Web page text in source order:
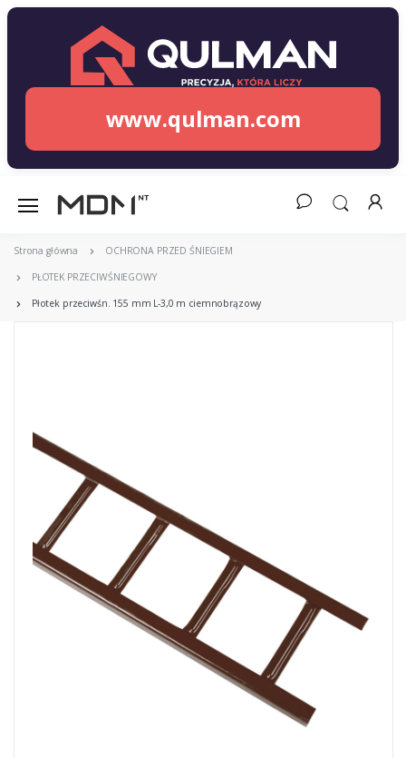
www.qulman.com
Strona główna OCHRONA PRZED ŚNIEGIEM
PŁOTEK PRZECIWŚNIEGOWY
Płotek przeciwśn. 155 mm L-3,0 m ciemnobrązowy